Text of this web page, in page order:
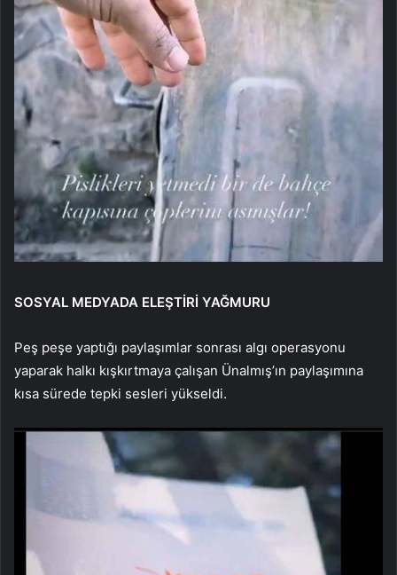
SOSYAL MEDYADA ELEŞTİRİ YAĞMURU
Peş peşe yaptığı paylaşımlar sonrası algı operasyonu
yaparak halkı kışkırtmaya çalışan Ünalmış’ın paylaşımına
kısa sürede tepki sesleri yükseldi.